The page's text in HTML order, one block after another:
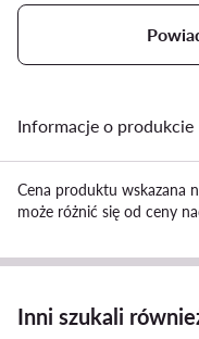
Informacje o produkcie
Cena produktu wskazana
może różnić się od ceny
Inni szukali